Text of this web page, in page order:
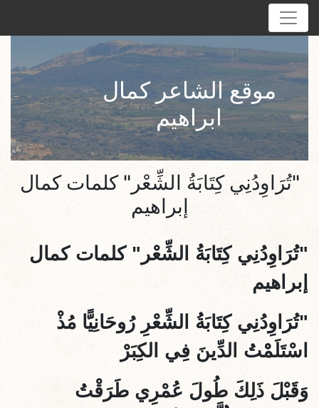
موقع الشاعر كمال
ابراهيم
"تُرَاوِدُنِي كِتَابَةُ الشِّعْر" كلمات كمال
إبراهيم
"تُرَاوِدُنِي كِتَابَةُ الشِّعْر " كلمات كمال
إبراهيم
"تُرَاوِدُنِي كِتَابَةُ الشِّعْرِ رُوحَانِيًّا مُذْ
اسْتَلَمْْتُ الدِّينَ فِي الكِبَرْ
وَقَبْلَ ذَلِكَ طُولَ عُمْرِي طَرَقْتُ